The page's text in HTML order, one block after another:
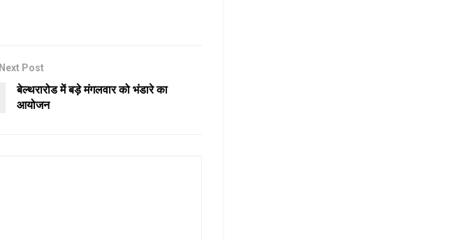
Next Post
बेल्थरारोड में बड़े मंगलवार को भंडारे का
आयोजन